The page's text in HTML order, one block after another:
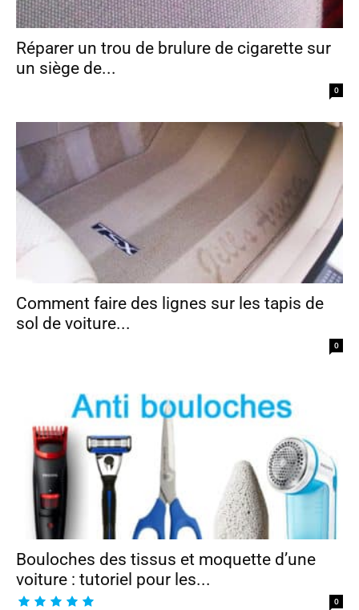
Réparer un trou de brulure de cigarette sur
un siège de...
0
Comment faire des lignes sur les tapis de
sol de voiture...
0
Bouloches des tissus et moquette d’une
voiture : tutoriel pour les...
0